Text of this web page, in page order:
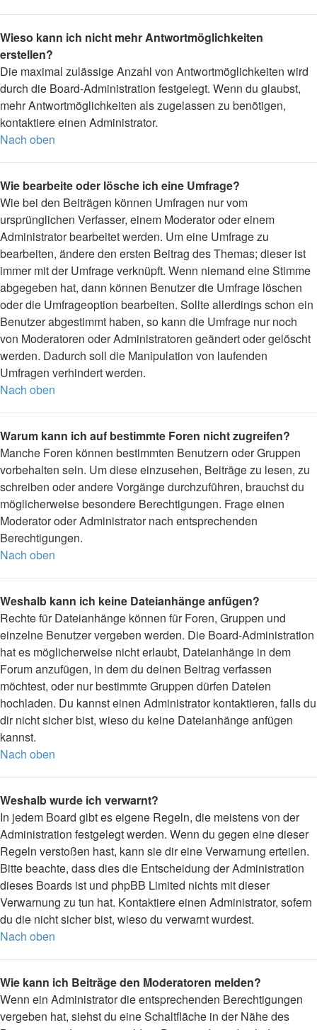
Wieso kann ich nicht mehr Antwortmöglichkeiten
erstellen?
Die maximal zulässige Anzahl von Antwortmöglichkeiten wird
durch die Board-Administration festgelegt. Wenn du glaubst,
mehr Antwortmöglichkeiten als zugelassen zu benötigen,
kontaktiere einen Administrator.
Nach oben
Wie bearbeite oder lösche ich eine Umfrage?
Wie bei den Beiträgen können Umfragen nur vom
ursprünglichen Verfasser, einem Moderator oder einem
Administrator bearbeitet werden. Um eine Umfrage zu
bearbeiten, ändere den ersten Beitrag des Themas; dieser ist
immer mit der Umfrage verknüpft. Wenn niemand eine Stimme
abgegeben hat, dann können Benutzer die Umfrage löschen
oder die Umfrageoption bearbeiten. Sollte allerdings schon ein
Benutzer abgestimmt haben, so kann die Umfrage nur noch
von Moderatoren oder Administratoren geändert oder gelöscht
werden. Dadurch soll die Manipulation von laufenden
Umfragen verhindert werden.
Nach oben
Warum kann ich auf bestimmte Foren nicht zugreifen?
Manche Foren können bestimmten Benutzern oder Gruppen
vorbehalten sein. Um diese einzusehen, Beiträge zu lesen, zu
schreiben oder andere Vorgänge durchzuführen, brauchst du
möglicherweise besondere Berechtigungen. Frage einen
Moderator oder Administrator nach entsprechenden
Berechtigungen.
Nach oben
Weshalb kann ich keine Dateianhänge anfügen?
Rechte für Dateianhänge können für Foren, Gruppen und
einzelne Benutzer vergeben werden. Die Board-Administration
hat es möglicherweise nicht erlaubt, Dateianhänge in dem
Forum anzufügen, in dem du deinen Beitrag verfassen
möchtest, oder nur bestimmte Gruppen dürfen Dateien
hochladen. Du kannst einen Administrator kontaktieren, falls du
dir nicht sicher bist, wieso du keine Dateianhänge anfügen
kannst.
Nach oben
Weshalb wurde ich verwarnt?
In jedem Board gibt es eigene Regeln, die meistens von der
Administration festgelegt werden. Wenn du gegen eine dieser
Regeln verstoßen hast, kann sie dir eine Verwarnung erteilen.
Bitte beachte, dass dies die Entscheidung der Administration
dieses Boards ist und phpBB Limited nichts mit dieser
Verwarnung zu tun hat. Kontaktiere einen Administrator, sofern
du die nicht sicher bist, wieso du verwarnt wurdest.
Nach oben
Wie kann ich Beiträge den Moderatoren melden?
Wenn ein Administrator die entsprechenden Berechtigungen
vergeben hat, siehst du eine Schaltfläche in der Nähe des